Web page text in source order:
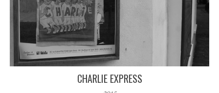
CHARLIE EXPRESS